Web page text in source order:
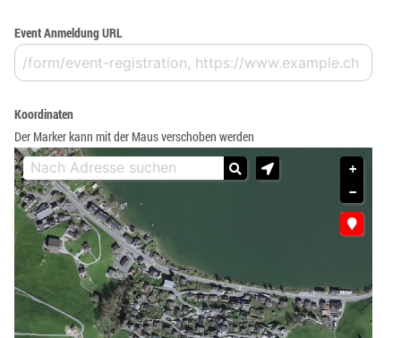
Event Anmeldung URL
Koordinaten
Der Marker kann mit der Maus verschoben werden
+
−